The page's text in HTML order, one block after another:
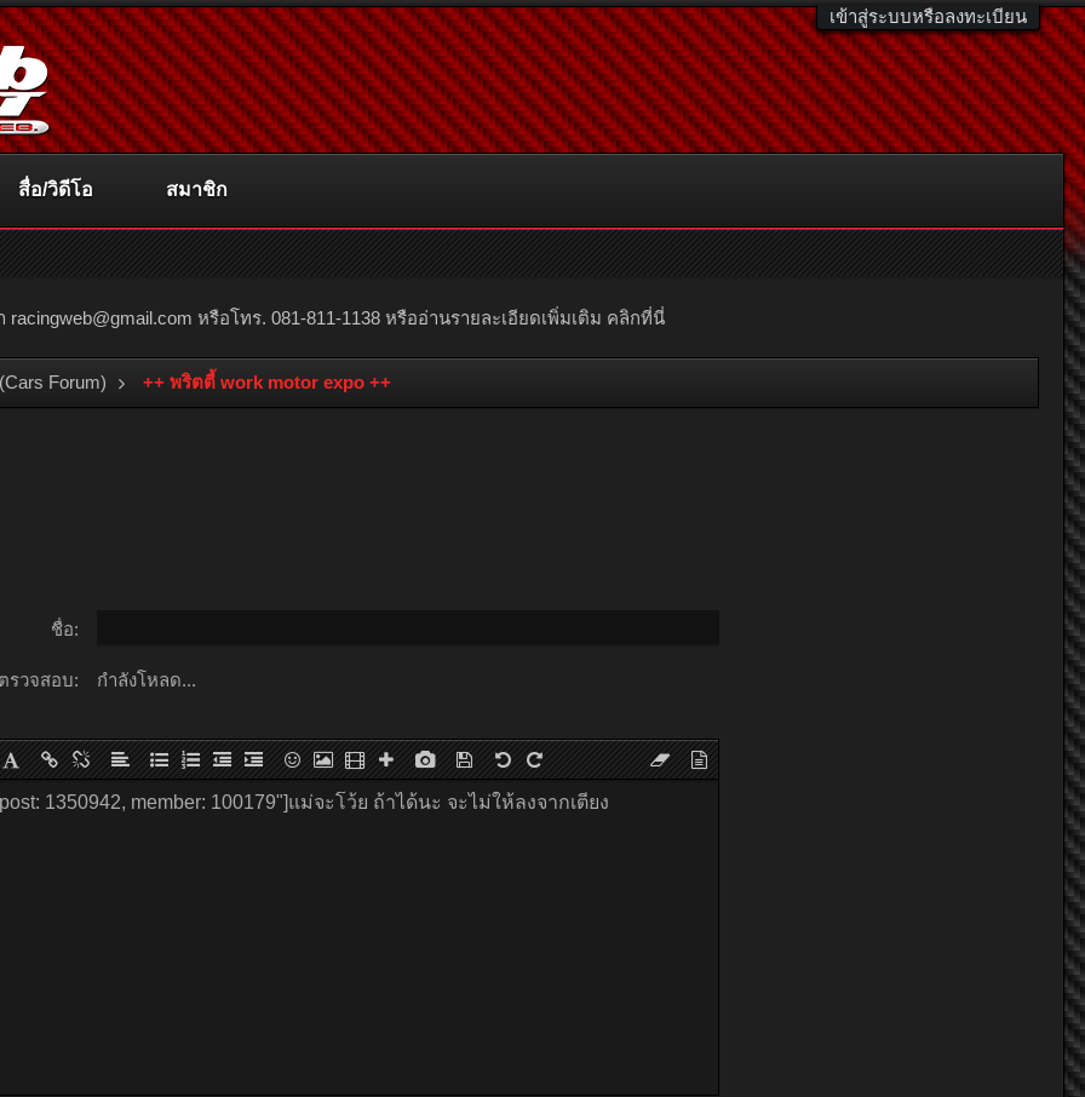
เข้าสู่ระบบหรือลงทะเบียน
racingweb@gmail.com หรือโทร. 081-811-1138 หรืออ่านรายละเอียดเพิ่มเติม คลิกที่นี่
Forum) ++ พริตตี้ work motor expo ++
ชื่อ:
รวจสอบ: กำลังโหลด...
สื่อ/วิดีโอ สมาชิก